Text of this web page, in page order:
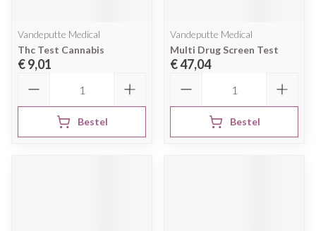
Vandeputte Medical
Thc Test Cannabis
€ 9,01
Bestel
Vandeputte Medical
Multi Drug Screen Test
€ 47,04
Bestel